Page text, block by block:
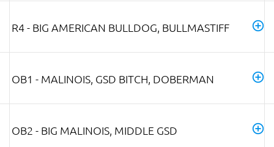
R4 - BIG AMERICAN BULLDOG, BULLMASTIFF
OB1 - MALINOIS, GSD BITCH, DOBERMAN
OB2 - BIG MALINOIS, MIDDLE GSD